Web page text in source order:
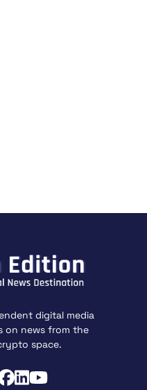
digital media
on news from the
space.